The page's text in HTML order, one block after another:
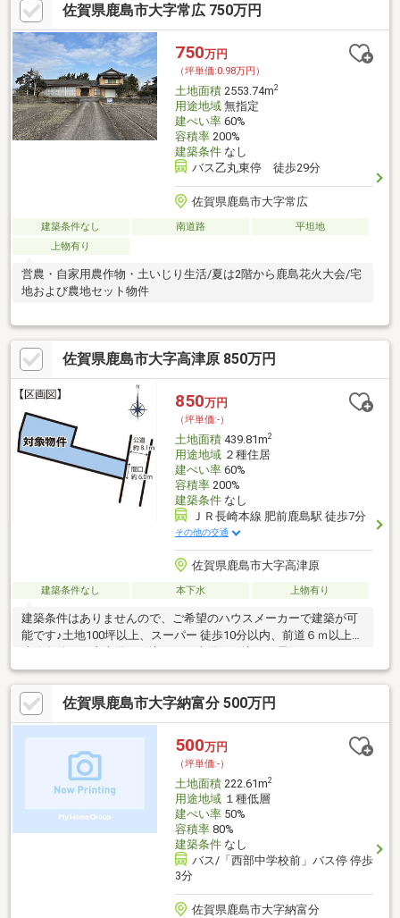
佐賀県鹿島市大字常広 750万円
750万円
（坪単価:0.98万円）
土地面積2553.74m2
用途地域無指定
建ぺい率60%
容積率200%
建築条件なし
バス乙丸東停 徒歩29分
佐賀県鹿島市大字常広
建築条件なし 南道路
平坦地
上物有り
営農・自家用農作物・土いじり生活/夏は2階から鹿島花火大会/宅
地および農地セット物件
佐賀県鹿島市大字高津原 850万円
850万円
（坪単価:-）
土地面積439.81m2
用途地域２種住居
建ぺい率60%
容積率200%
建築条件なし
ＪＲ長崎本線 肥前鹿島駅 徒歩7分
その他の交通
佐賀県鹿島市大字高津原
建築条件なし 本下水 上物有り
建築条件はありませんので、ご希望のハウスメーカーで建築が可
能です♪土地100坪以上、スーパー 徒歩10分以内、前道６ｍ以上、
佐賀県鹿島市大字納富分 500万円
500万円
（坪単価:-）
土地面積222.61m2
用途地域１種低層
建ぺい率50%
容積率80%
建築条件なし
バス/「西部中学校前」バス停 停歩
3分
佐賀県鹿島市大字納富分